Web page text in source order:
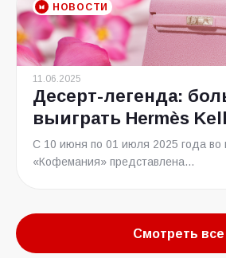
НОВОСТИ
11.06.2025
Десерт-легенда:
выиграть Hermès
С 10 июня по 01 июля 2025 года во
«Кофемания» представлена...
Смотреть все